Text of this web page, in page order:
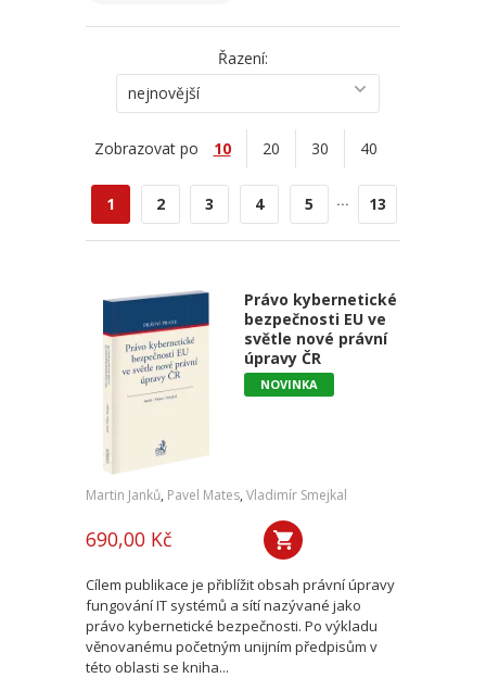
Řazení:
nejnovější
Zobrazovat po 10 20 30 40
1 2 3 4 5 ... 13
Právo kybernetické
bezpečnosti EU ve
světle nové právní
úpravy ČR
NOVINKA
Martin Janků, Pavel Mates, Vladimír Smejkal
690,00 Kč
Cílem publikace je přiblížit obsah právní úpravy
fungování IT systémů a sítí nazývané jako
právo kybernetické bezpečnosti. Po výkladu
věnovanému početným unijním předpisům v
této oblasti se kniha...